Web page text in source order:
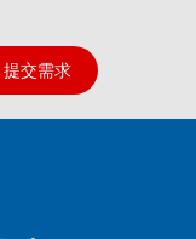
提交需求